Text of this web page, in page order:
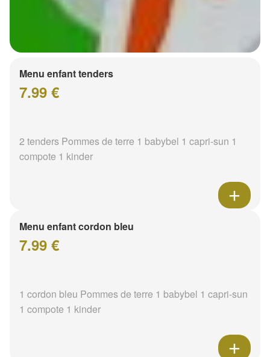
Menu enfant tenders
7.99 €
2 tenders Pommes de terre 1 babybel 1 capri-sun 1
compote 1 kinder
Menu enfant cordon bleu
7.99 €
1 cordon bleu Pommes de terre 1 babybel 1 capri-sun
1 compote 1 kinder